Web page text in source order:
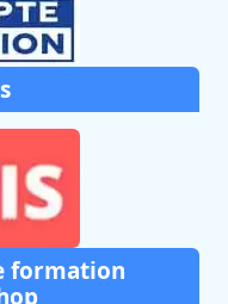
formation